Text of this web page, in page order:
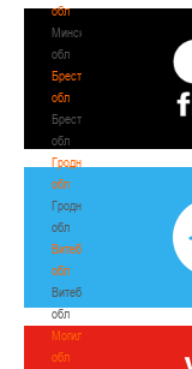
обл
Минская
обл
Брестская
обл
Брестская
обл
Гродненская
обл
Гродненская
обл
Витебская
обл
Витебская
обл
Могилевская
обл